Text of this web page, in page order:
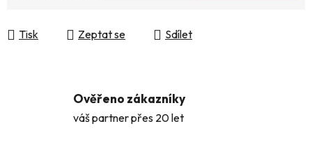
Tisk Zeptat se Sdílet
Ověřeno zákazníky
váš partner přes 20 let